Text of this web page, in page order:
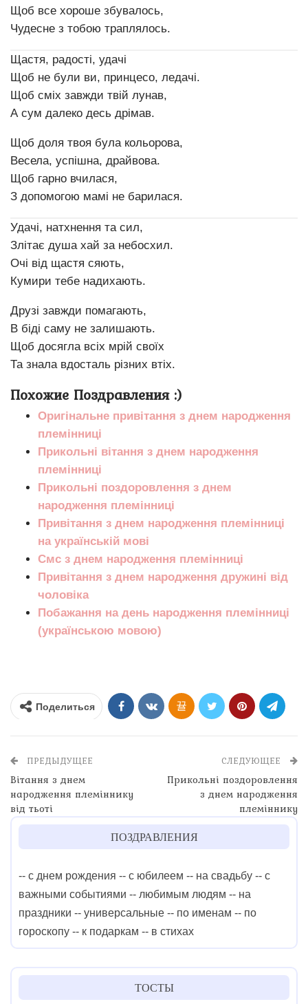
Щоб все хороше збувалось,
Чудесне з тобою траплялось.
Щастя, радості, удачі
Щоб не були ви, принцесо, ледачі.
Щоб сміх завжди твій лунав,
А сум далеко десь дрімав.
Щоб доля твоя була кольорова,
Весела, успішна, драйвова.
Щоб гарно вчилася,
З допомогою мамі не барилася.
Удачі, натхнення та сил,
Злітає душа хай за небосхил.
Очі від щастя сяють,
Кумири тебе надихають.
Друзі завжди помагають,
В біді саму не залишають.
Щоб досягла всіх мрій своїх
Та знала вдосталь різних втіх.
Похожие Поздравления :)
Оригінальне привітання з днем народження
племінниці
Прикольні вітання з днем народження
племінниці
Прикольні поздоровлення з днем
народження племінниці
Привітання з днем народження племінниці
на українській мові
Смс з днем народження племінниці
Привітання з днем народження дружині від
чоловіка
Побажання на день народження племінниці
(українською мовою)
Поделиться
ПРЕДЫДУЩЕЕ
Вітання з днем
народження племіннику
від тьоті
СЛЕДУЮЩЕЕ
Прикольні поздоровлення
з днем народження
племіннику
ПОЗДРАВЛЕНИЯ
-- с днем рождения -- с юбилеем -- на свадьбу -- с
важными событиями -- любимым людям -- на
праздники -- универсальные -- по именам -- по
гороскопу -- к подаркам -- в стихах
ТОСТЫ